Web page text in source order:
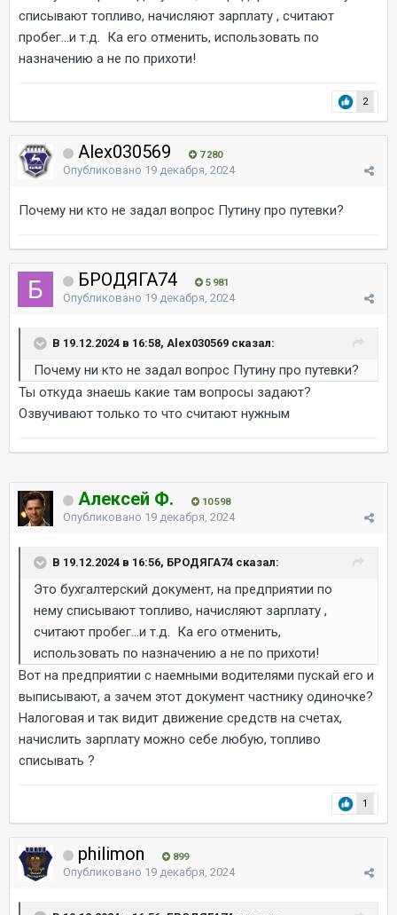
списывают топливо, начисляют зарплату , считают
пробег...и т.д. Ка его отменить, использовать по
назначению а не по прихоти!
2
Alex030569 7 280
Опубликовано 19 декабря, 2024
Почему ни кто не задал вопрос Путину про путевки?
БРОДЯГА74 5 981
Опубликовано 19 декабря, 2024
В 19.12.2024 в 16:58, Alex030569 сказал:
Почему ни кто не задал вопрос Путину про путевки?
Ты откуда знаешь какие там вопросы задают?
Озвучивают только то что считают нужным
Алексей Ф. 10 598
Опубликовано 19 декабря, 2024
В 19.12.2024 в 16:56, БРОДЯГА74 сказал:
Это бухгалтерский документ, на предприятии по
нему списывают топливо, начисляют зарплату ,
считают пробег...и т.д. Ка его отменить,
использовать по назначению а не по прихоти!
Вот на предприятии с наемными водителями пускай его и
выписывают, а зачем этот документ частнику одиночке?
Налоговая и так видит движение средств на счетах,
начислить зарплату можно себе любую, топливо
списывать ?
1
philimon 899
Опубликовано 19 декабря, 2024